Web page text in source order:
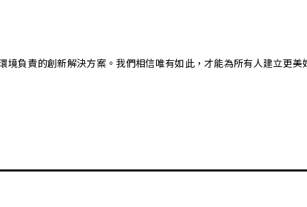
負責的創新解決方案。我們相信唯有如此，才能為所有人建立更美